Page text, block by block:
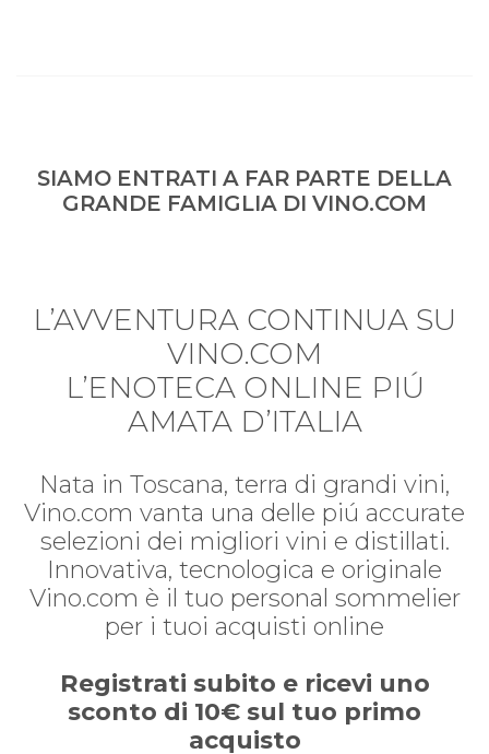
SIAMO ENTRATI A FAR PARTE DELLA
GRANDE FAMIGLIA DI VINO.COM
L’AVVENTURA CONTINUA SU
VINO.COM
L’ENOTECA ONLINE PIÚ
AMATA D’ITALIA
Nata in Toscana, terra di grandi vini,
Vino.com vanta una delle piú accurate
selezioni dei migliori vini e distillati.
Innovativa, tecnologica e originale
Vino.com è il tuo personal sommelier
per i tuoi acquisti online
Registrati subito e ricevi uno
sconto di 10€ sul tuo primo
acquisto